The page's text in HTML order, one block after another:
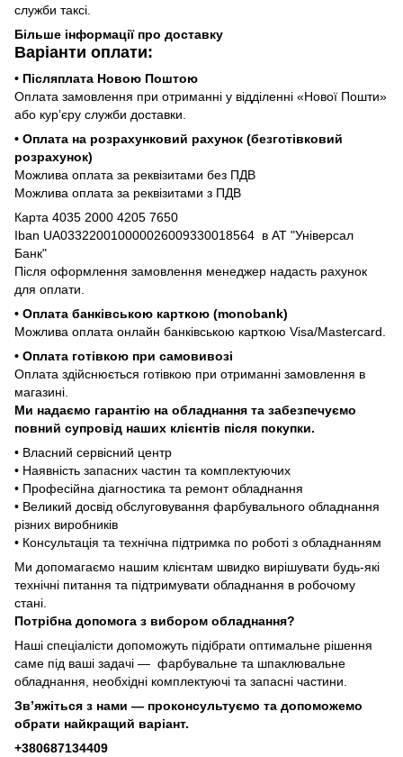
служби таксі.
Більше інформації про доставку
Варіанти оплати:
• Післяплата Новою Поштою
Оплата замовлення при отриманні у відділенні «Нової Пошти»
або курʼєру служби доставки.
• Оплата на розрахунковий рахунок (безготівковий
розрахунок)
Можлива оплата за реквізитами без ПДВ
Можлива оплата за реквізитами з ПДВ
Карта 4035 2000 4205 7650
Iban UA033220010000026009330018564 в АТ "Універсал
Банк"
Після оформлення замовлення менеджер надасть рахунок
для оплати.
• Оплата банківською карткою (monobank)
Можлива оплата онлайн банківською карткою Visa/Mastercard.
• Оплата готівкою при самовивозі
Оплата здійснюється готівкою при отриманні замовлення в
магазині.
Ми надаємо гарантію на обладнання та забезпечуємо
повний супровід наших клієнтів після покупки.
• Власний сервісний центр
• Наявність запасних частин та комплектуючих
• Професійна діагностика та ремонт обладнання
• Великий досвід обслуговування фарбувального обладнання
різних виробників
• Консультація та технічна підтримка по роботі з обладнанням
Ми допомагаємо нашим клієнтам швидко вирішувати будь-які
технічні питання та підтримувати обладнання в робочому
стані.
Потрібна допомога з вибором обладнання?
Наші спеціалісти допоможуть підібрати оптимальне рішення
саме під ваші задачі — фарбувальне та шпаклювальне
обладнання, необхідні комплектуючі та запасні частини.
Зв’яжіться з нами — проконсультуємо та допоможемо
обрати найкращий варіант.
+380687134409